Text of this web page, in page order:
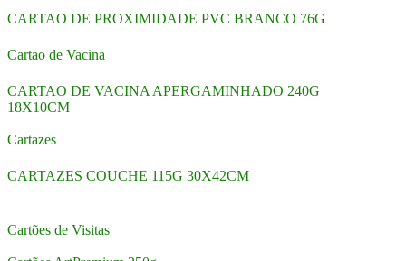
CARTAO DE PROXIMIDADE PVC BRANCO 76G
Cartao de Vacina
CARTAO DE VACINA APERGAMINHADO 240G
18X10CM
Cartazes
CARTAZES COUCHE 115G 30X42CM
Cartões de Visitas